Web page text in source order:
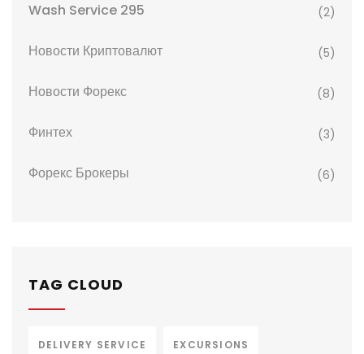
Wash Service 295 (2)
Новости Криптовалют (5)
Новости Форекс (8)
Финтех (3)
Форекс Брокеры (6)
TAG CLOUD
DELIVERY SERVICE EXCURSIONS